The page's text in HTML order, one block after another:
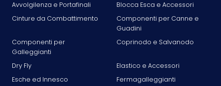
Avvolgilenza e Portafinali
Blocca Esca e Accessori
Cinture da Combattimento
Componenti per Canne e
Guadini
Componenti per
Galleggianti
Coprinodo e Salvanodo
Dry Fly
Elastico e Accessori
Esche ed Innesco
Fermagalleggianti